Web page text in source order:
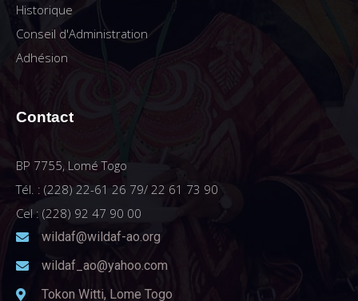
Historique
Conseil d'Administration
Adhésion
Contact
BP 7755, Lomé Togo
Tél. : (228) 22-61 26 79/ 22 61 73 90
Cel : (228) 92 47 90 00
wildaf@wildaf-ao.org
wildaf_ao@yahoo.com
Tokon Witti, Lome Togo